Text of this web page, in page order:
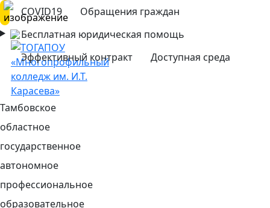
COVID19
Обращения граждан
Бесплатная юридическая помощь
Эффективный контракт
Доступная среда
Тамбовское
областное
государственное
автономное
профессиональное
образовательное